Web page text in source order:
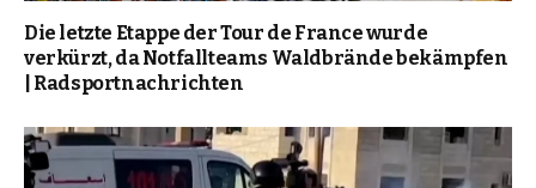
Die letzte Etappe der Tour de France wurde
verkürzt, da Notfallteams Waldbrände bekämpfen
| Radsportnachrichten